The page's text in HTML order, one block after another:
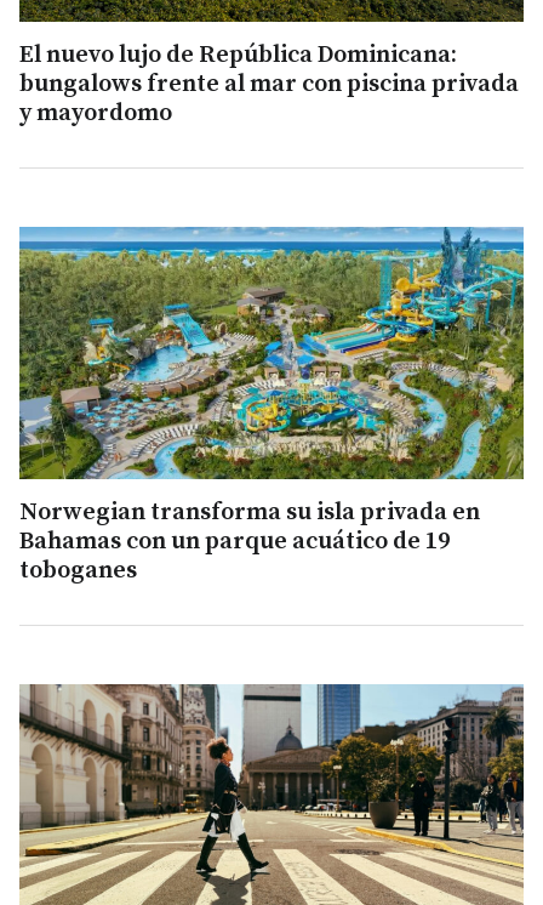
El nuevo lujo de República Dominicana:
bungalows frente al mar con piscina privada
y mayordomo
Norwegian transforma su isla privada en
Bahamas con un parque acuático de 19
toboganes